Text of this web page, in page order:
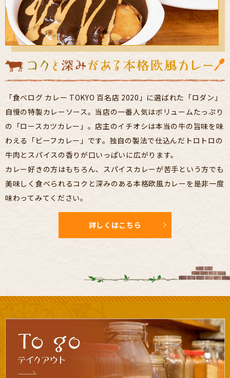
「食べログ カレー TOKYO 百名店 2020」に選ばれた「ロダン」
自慢の特製カレーソース。当店の一番人気はボリュームたっぷり
の「ロースカツカレー」。店主のイチオシは本当の牛の旨味を味
わえる「ビーフカレー」です。独自の製法で仕込んだトロトロの
牛肉とスパイスの香りが口いっぱいに広がります。
カレー好きの方はもちろん、スパイスカレーが苦手という方でも
美味しく食べられるコクと深みのある本格欧風カレーを是非一度
味わってみてください。
詳しくはこちら